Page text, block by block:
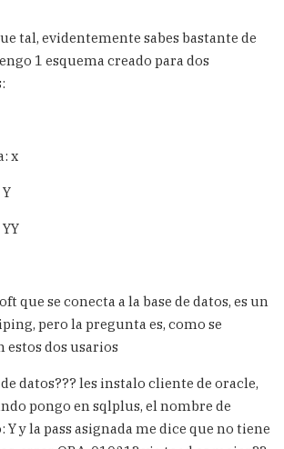
tal, evidentemente sabes bastante de
1 esquema creado para dos
x
que se conecta a la base de datos, es un
pero la pregunta es, como se
estos dos usarios
de datos??? les instalo cliente de oracle,
pongo en sqlplus, el nombre de
y la pass asignada me dice que no tiene